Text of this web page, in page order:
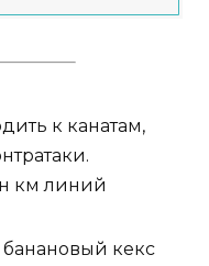
к канатам,
км линий
кекс